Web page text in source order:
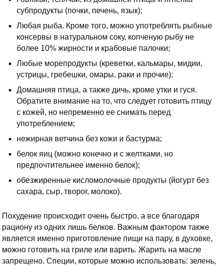
субпродукты (почки, печень, язык);
Любая рыба. Кроме того, можно употреблять рыбные
консервы в натуральном соку, копченую рыбу не
более 10% жирности и крабовые палочки;
Любые морепродукты (креветки, кальмары, мидии,
устрицы, гребешки, омары, раки и прочие);
Домашняя птица, а также дичь, кроме утки и гуся.
Обратите внимание на то, что следует готовить птицу
с кожей, но непременно ее снимать перед
употреблением;
нежирная ветчина без кожи и бастурма;
белок яиц (можно конечно и с желтками, но
предпочтительнее именно белок);
обезжиренные кисломолочные продукты (йогурт без
сахара, сыр, творог, молоко).
Похудение происходит очень быстро, а все благодаря
рациону из одних лишь белков. Важным фактором также
является именно приготовление пищи на пару, в духовке,
можно готовить на гриле или варить. Жарить на масле
запрещено. Специи, которые можно использовать: зелень,